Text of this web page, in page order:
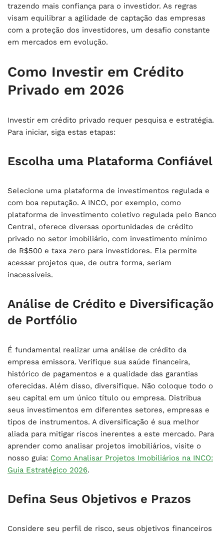
trazendo mais confiança para o investidor. As regras
visam equilibrar a agilidade de captação das empresas
com a proteção dos investidores, um desafio constante
em mercados em evolução.
Como Investir em Crédito
Privado em 2026
Investir em crédito privado requer pesquisa e estratégia.
Para iniciar, siga estas etapas:
Escolha uma Plataforma Confiável
Selecione uma plataforma de investimentos regulada e
com boa reputação. A INCO, por exemplo, como
plataforma de investimento coletivo regulada pelo Banco
Central, oferece diversas oportunidades de crédito
privado no setor imobiliário, com investimento mínimo
de R$500 e taxa zero para investidores. Ela permite
acessar projetos que, de outra forma, seriam
inacessíveis.
Análise de Crédito e Diversificação
de Portfólio
É fundamental realizar uma análise de crédito da
empresa emissora. Verifique sua saúde financeira,
histórico de pagamentos e a qualidade das garantias
oferecidas. Além disso, diversifique. Não coloque todo o
seu capital em um único título ou empresa. Distribua
seus investimentos em diferentes setores, empresas e
tipos de instrumentos. A diversificação é sua melhor
aliada para mitigar riscos inerentes a este mercado. Para
aprender como analisar projetos imobiliários, visite o
nosso guia: Como Analisar Projetos Imobiliários na INCO:
Guia Estratégico 2026.
Defina Seus Objetivos e Prazos
Considere seu perfil de risco, seus objetivos financeiros